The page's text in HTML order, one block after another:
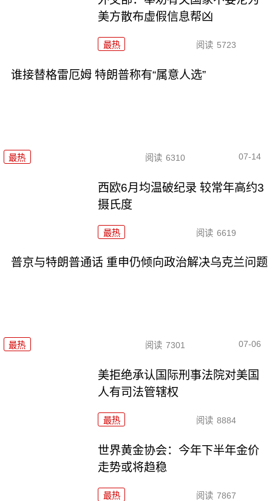
美方散布虚假信息帮凶
最热 阅读 5723
谁接替格雷厄姆 特朗普称有“属意人选”
最热 阅读 6310 07-14
西欧6月均温破纪录 较常年高约3
摄氏度
最热 阅读 6619
普京与特朗普通话 重申仍倾向政治解决乌克兰问题
最热 阅读 7301 07-06
美拒绝承认国际刑事法院对美国
人有司法管辖权
最热 阅读 8884
世界黄金协会：今年下半年金价
走势或将趋稳
最热 阅读 7867